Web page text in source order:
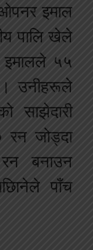
इमाल
पालि खेले
इमालले ५५
उनीहरूले
साझेदारी
रन जोड्दा
बनाउन
पाँच